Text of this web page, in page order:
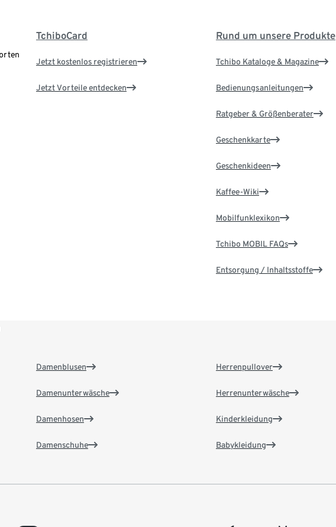
TchiboCard
Jetzt kostenlos registrieren
Jetzt Vorteile entdecken
Rund um unsere Produkte
Tchibo Kataloge & Magazine
Bedienungsanleitungen
Ratgeber & Größenberater
Geschenkkarte
Geschenkideen
Kaffee-Wiki
Mobilfunklexikon
Tchibo MOBIL FAQs
Entsorgung / Inhaltsstoffe
Damenblusen
Damenunterwäsche
Damenhosen
Damenschuhe
Herrenpullover
Herrenunterwäsche
Kinderkleidung
Babykleidung